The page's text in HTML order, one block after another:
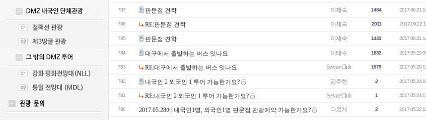
787 판문점 견학 이재숙 1484 2017.06.21
786 RE:판문점 견학 이재숙 2011 2017.06.22
785 판문점 견학 이재숙 1443 2017.06.21
784 대구에서 출발하는 버스 잇나요 이태수 1832 2017.05.29
783 RE:대구에서 출발하는 버스 잇나요 Service Club 1979 2017.05.29
782 내국인 2 외국인 1 투어 가능한가요? 김주현 2 2017.05.24
781 RE:내국인 2 외국인 1 투어 가능한가요? Service Club 1 2017.05.24
780 2017.05.28에 내국인1명, 외국인1명 판문점 관광예약 가능한가요? 다르게 2 2017.05.22